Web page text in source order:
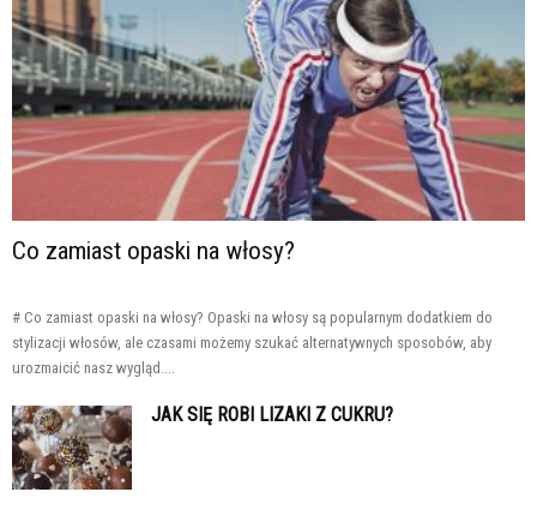
Co zamiast opaski na włosy?
# Co zamiast opaski na włosy? Opaski na włosy są popularnym dodatkiem do
stylizacji włosów, ale czasami możemy szukać alternatywnych sposobów, aby
urozmaicić nasz wygląd....
JAK SIĘ ROBI LIZAKI Z CUKRU?